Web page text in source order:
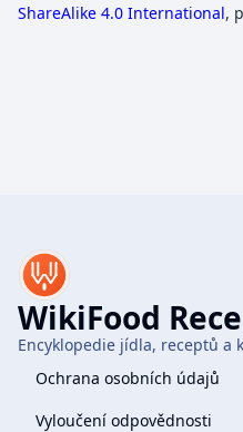
ShareAlike 4.0 International,
WikiFood
Encyklopedie jídla, receptů a
Ochrana osobních údajů
Vyloučení odpovědnosti